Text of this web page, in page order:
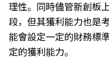
理性。同時儘管新創板
段，但其獲利能力也是
能會設定一定的財務標
定的獲利能力。